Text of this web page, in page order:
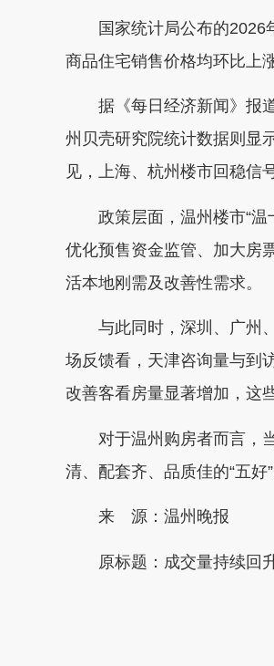
国家统计局公布的2026年
商品住宅销售价格均环比上
据《每日经济新闻》报道
州贝壳研究院统计数据则显
见，上海、杭州楼市回稳信
政策层面，温州楼市“温十
优化预售资金监管、加大房
活本地刚需及改善性需求。
与此同时，深圳、广州、
场反馈看，天津咨询量与到
改善客看房量显著增加，这
对于温州购房者而言，当
清、配套齐、品质佳的“五
来 源：温州晚报
原标题：成交量持续回升